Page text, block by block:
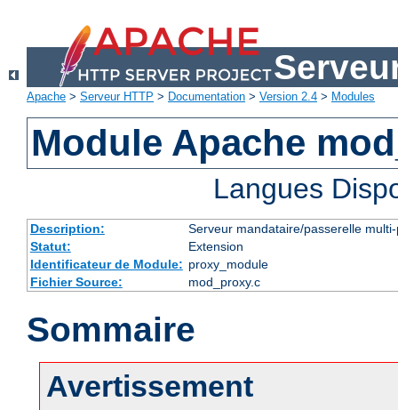
Apache > Serveur HTTP > Documentation > Version 2.4 > Modules
Module Apache
Langues
Description:
Serveur mandataire/passerelle
Statut:
Extension
Identificateur de Module: proxy_module
Fichier Source:
mod_proxy.c
Sommaire
Avertissement